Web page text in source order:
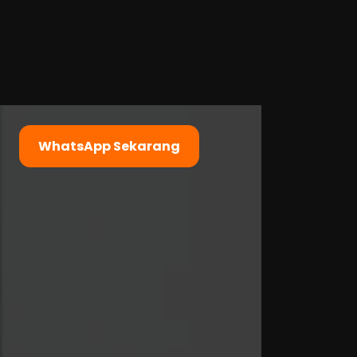
WhatsApp Sekarang